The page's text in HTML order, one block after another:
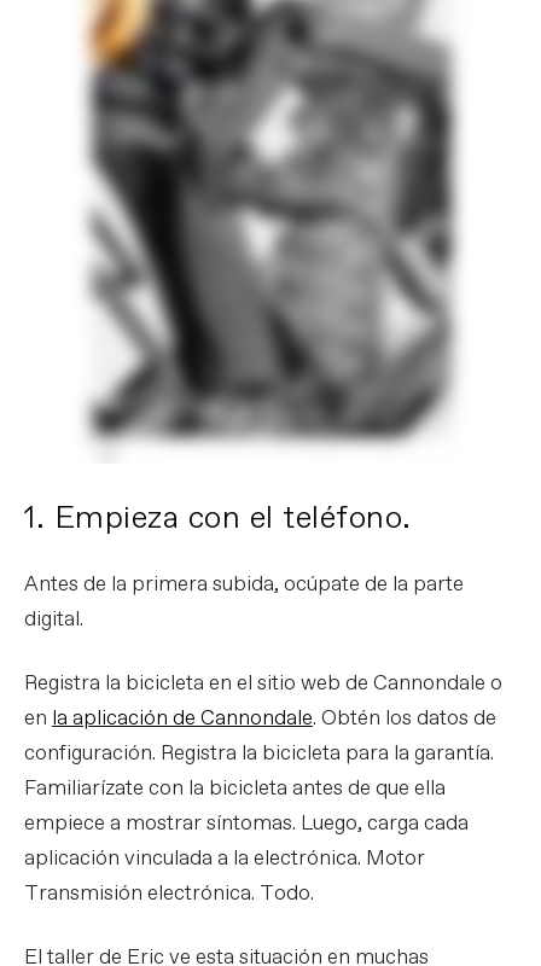
1. Empieza con el teléfono.
Antes de la primera subida, ocúpate de la parte
digital.
Registra la bicicleta en el sitio web de Cannondale o
en la aplicación de Cannondale. Obtén los datos de
configuración. Registra la bicicleta para la garantía.
Familiarízate con la bicicleta antes de que ella
empiece a mostrar síntomas. Luego, carga cada
aplicación vinculada a la electrónica. Motor
Transmisión electrónica. Todo.
El taller de Eric ve esta situación en muchas